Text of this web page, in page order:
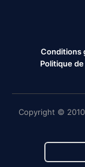
Conditions
Politique
Copyright ©